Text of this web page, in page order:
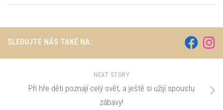
SLEDUJTE NÁS TAKÉ NA:
NEXT STORY
Při hře děti poznají celý svět, a ještě si užijí spoustu
zábavy!